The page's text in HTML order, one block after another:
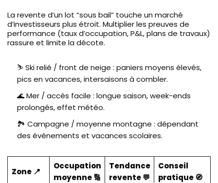
La revente d’un lot “sous bail” touche un marché
d’investisseurs plus étroit. Multiplier les preuves de
performance (taux d’occupation, P&L, plans de travaux)
rassure et limite la décote.
⛷️ Ski relié / front de neige : paniers moyens élevés,
pics en vacances, intersaisons à combler.
🌊 Mer / accès facile : longue saison, week-ends
prolongés, effet météo.
🏞️ Campagne / moyenne montagne : dépendant
des événements et vacances scolaires.
Zone 📍
Occupation
moyenne 🔢
Tendance
revente 💬
Conseil
pratique 🧭